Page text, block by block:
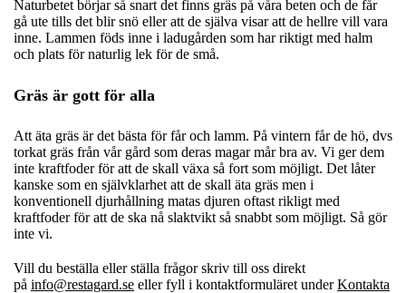
Naturbetet börjar så snart det finns gräs på våra beten och de får
gå ute tills det blir snö eller att de själva visar att de hellre vill vara
inne. Lammen föds inne i ladugården som har riktigt med halm
och plats för naturlig lek för de små.
Gräs är gott för alla
Att äta gräs är det bästa för får och lamm. På vintern får de hö, dvs
torkat gräs från vår gård som deras magar mår bra av. Vi ger dem
inte kraftfoder för att de skall växa så fort som möjligt. Det låter
kanske som en självklarhet att de skall äta gräs men i
konventionell djurhållning matas djuren oftast rikligt med
kraftfoder för att de ska nå slaktvikt så snabbt som möjligt. Så gör
inte vi.
Vill du beställa eller ställa frågor skriv till oss direkt
på info@restagard.se eller fyll i kontaktformuläret underKontakta